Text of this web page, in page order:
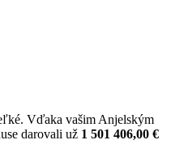
Vďaka vašim Anjelským
darovali už 1 501 406,00 €